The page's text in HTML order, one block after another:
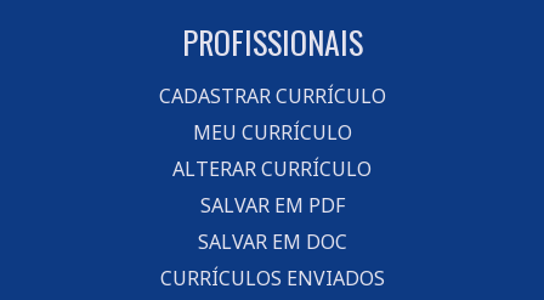
PROFISSIONAIS
CADASTRAR CURRÍCULO
MEU CURRÍCULO
ALTERAR CURRÍCULO
SALVAR EM PDF
SALVAR EM DOC
CURRÍCULOS ENVIADOS